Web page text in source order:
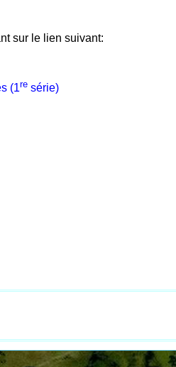
le lien suivant:
(1re série)